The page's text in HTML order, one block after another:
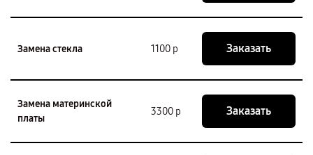
Замена стекла 1100 р Заказать
Замена материнской
платы
3300 р Заказать